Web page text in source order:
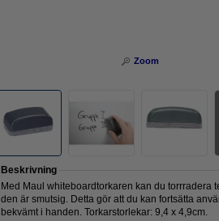
Zoom
Beskrivning
Med Maul whiteboardtorkaren kan du torrradera
den är smutsig. Detta gör att du kan fortsätta
bekvämt i handen. Torkarstorlekar: 9,4 x 4,9cm.